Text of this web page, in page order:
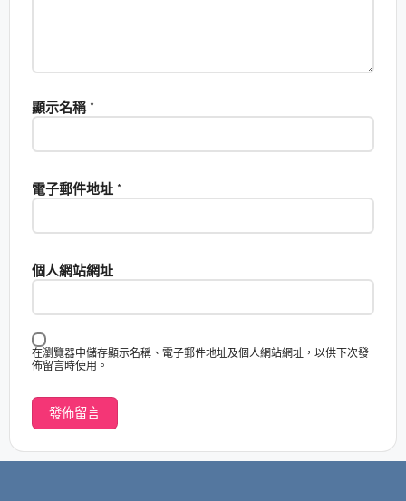
顯示名稱 *
電子郵件地址 *
個人網站網址
在瀏覽器中儲存顯示名稱、電子郵件地址及個人網站網址，以供下次發
佈留言時使用。